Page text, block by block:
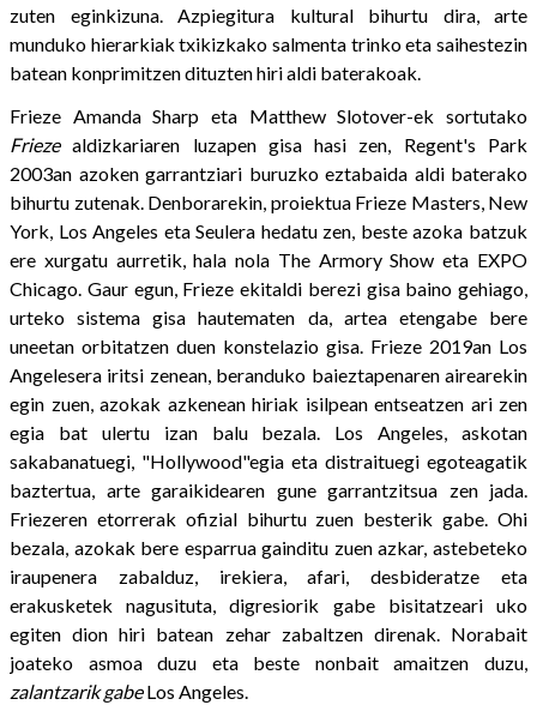
zuten eginkizuna. Azpiegitura kultural bihurtu dira, arte
munduko hierarkiak txikizkako salmenta trinko eta saihestezin
batean konprimitzen dituzten hiri aldi baterakoak.
Frieze Amanda Sharp eta Matthew Slotover-ek sortutako
Friezealdizkariaren luzapen gisa hasi zen, Regent's Park
2003an azoken garrantziari buruzko eztabaida aldi baterako
bihurtu zutenak. Denborarekin, proiektua Frieze Masters, New
York, Los Angeles eta Seulera hedatu zen, beste azoka batzuk
ere xurgatu aurretik, hala nola The Armory Show eta EXPO
Chicago. Gaur egun, Frieze ekitaldi berezi gisa baino gehiago,
urteko sistema gisa hautematen da, artea etengabe bere
uneetan orbitatzen duen konstelazio gisa. Frieze 2019an Los
Angelesera iritsi zenean, beranduko baieztapenaren airearekin
egin zuen, azokak azkenean hiriak isilpean entseatzen ari zen
egia bat ulertu izan balu bezala. Los Angeles, askotan
sakabanatuegi, "Hollywood"egia eta distraituegi egoteagatik
baztertua, arte garaikidearen gune garrantzitsua zen jada.
Friezeren etorrerak ofizial bihurtu zuen besterik gabe. Ohi
bezala, azokak bere esparrua gainditu zuen azkar, astebeteko
iraupenera zabalduz, irekiera, afari, desbideratze eta
erakusketek nagusituta, digresiorik gabe bisitatzeari uko
egiten dion hiri batean zehar zabaltzen direnak. Norabait
joateko asmoa duzu eta beste nonbait amaitzen duzu,
zalantzarik gabe Los Angeles.